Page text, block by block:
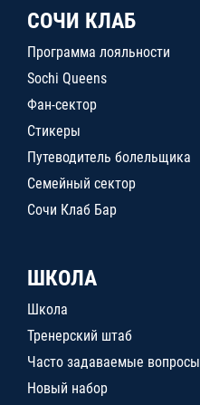
СОЧИ КЛАБ
Программа лояльности
Sochi Queens
Фан-сектор
Стикеры
Путеводитель болельщика
Семейный сектор
Сочи Клаб Бар
ШКОЛА
Школа
Тренерский штаб
Часто задаваемые вопросы
Новый набор